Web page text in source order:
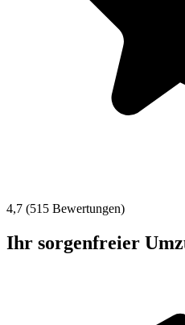
4,7 (515 Bewertungen)
Ihr sorgenfreier